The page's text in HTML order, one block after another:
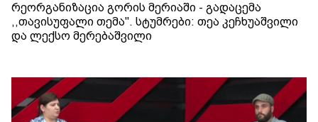
რეორგანიზაცია გორის მერიაში - გადაცემა
,,თავისუფალი თემა". სტუმრები: თეა კეჩხუაშვილი
და ლექსო მერებაშვილი